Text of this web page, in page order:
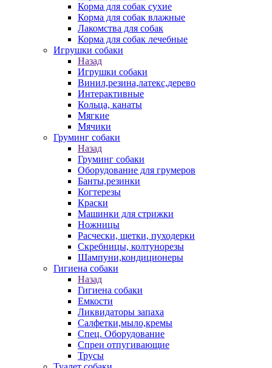
Корма для собак сухие
Корма для собак влажные
Лакомства для собак
Корма для собак лечебные
Игрушки собаки
Назад
Игрушки собаки
Винил,резина,латекс,дерево
Интерактивные
Кольца, канаты
Мягкие
Мячики
Груминг собаки
Назад
Груминг собаки
Оборудование для грумеров
Банты,резинки
Когтерезы
Краски
Машинки для стрижки
Ножницы
Расчески, щетки, пуходерки
Скребницы, колтунорезы
Шампуни,кондиционеры
Гигиена собаки
Назад
Гигиена собаки
Емкости
Ликвидаторы запаха
Салфетки,мыло,кремы
Спец. Оборудование
Спреи отпугивающие
Трусы